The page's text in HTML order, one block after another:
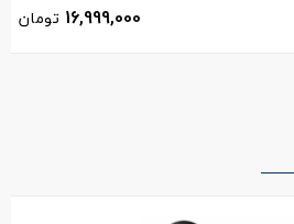
16,999,000 تومان